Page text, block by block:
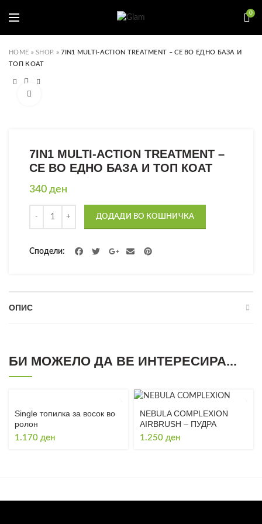
0
HOME »SHOP »7IN1 MULTI-ACTION TREATMENT – СЕ ВО ЕДНО БАЗА И
ТОП КОАТ
7IN1 MULTI-ACTION TREATMENT –
СЕ ВО ЕДНО БАЗА И ТОП КОАТ
340 ден
ДОДАДИ ВО КОШНИЧКА
Сподели
ОПИС
БИ МОЖЕЛО ДА ВЕ ИНТЕРЕСИРА...
Single топилка за восок во
ролон
1.170 ден
NEBULA COMPLEXION
AIRBRUSH – ПУДРА
1.250 ден